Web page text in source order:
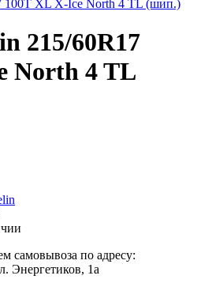
215/60R17
North 4 TL
самовывоза по адресу:
Энергетиков, 1а